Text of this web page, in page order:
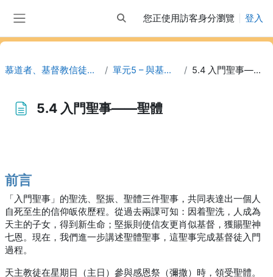
切換搜尋輸入框
您正使用訪客身分瀏覽 登入
慕道者、基督教信徒、其他 單元5 – 與基督相遇 5.4 入門聖事——聖體
5.4 入門聖事——聖體
前言
「入門聖事」的聖洗、堅振、聖體三件聖事，共同表達出一個人
自死至生的信仰皈依歷程。從過去兩課可知：因着聖洗，人成為
天主的子女，得到新生命；堅振則使信友更肖似基督，獲賜聖神
七恩。現在，我們進一步講述聖體聖事，這聖事完成基督徒入門
過程。
天主教徒在星期日（主日）參與感恩祭（彌撒）時，領受聖體。